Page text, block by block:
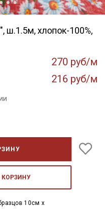
ш.1.5м, хлопок-100%,
270 руб/м
216 руб/м
КОРЗИНУ
10см x